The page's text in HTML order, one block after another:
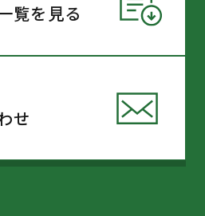
お問い合わせ
661-5271
覧を見る
せ